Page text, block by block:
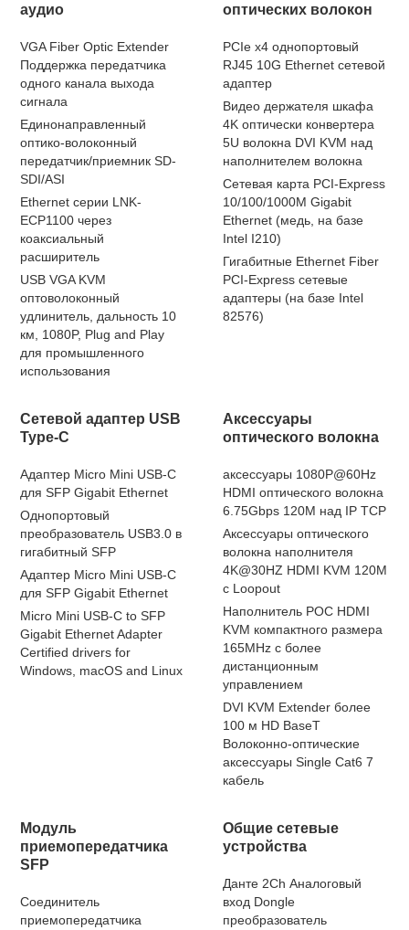
аудио
VGA Fiber Optic Extender
Поддержка передатчика
одного канала выхода
сигнала
Единонаправленный
оптико-волоконный
передатчик/приемник SD-
SDI/ASI
Ethernet серии LNK-
ECP1100 через
коаксиальный
расширитель
USB VGA KVM
оптоволоконный
удлинитель, дальность 10
км, 1080P, Plug and Play
для промышленного
использования
оптических волокон
PCIe x4 однопортовый
RJ45 10G Ethernet сетевой
адаптер
Видео держателя шкафа
4K оптически конвертера
5U волокна DVI KVM над
наполнителем волокна
Сетевая карта PCI-Express
10/100/1000M Gigabit
Ethernet (медь, на базе
Intel I210)
Гигабитные Ethernet Fiber
PCI-Express сетевые
адаптеры (на базе Intel
82576)
Сетевой адаптер USB
Type-C
Адаптер Micro Mini USB-C
для SFP Gigabit Ethernet
Однопортовый
преобразователь USB3.0 в
гигабитный SFP
Адаптер Micro Mini USB-C
для SFP Gigabit Ethernet
Micro Mini USB-C to SFP
Gigabit Ethernet Adapter
Certified drivers for
Windows, macOS and Linux
Аксессуары
оптического волокна
аксессуары 1080P@60Hz
HDMI оптического волокна
6.75Gbps 120M над IP TCP
Аксессуары оптического
волокна наполнителя
4K@30HZ HDMI KVM 120M
с Loopout
Наполнитель POC HDMI
KVM компактного размера
165MHz с более
дистанционным
управлением
DVI KVM Extender более
100 м HD BaseT
Волоконно-оптические
аксессуары Single Cat6 7
кабель
Модуль
приемопередатчика
SFP
Соединитель
приемопередатчика
Общие сетевые
устройства
Данте 2Ch Аналоговый
вход Dongle
преобразователь